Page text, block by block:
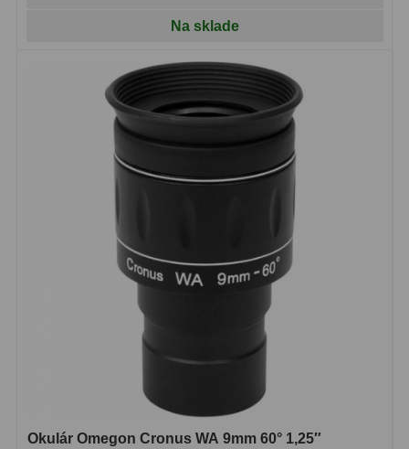
Na sklade
Okulár Omegon Cronus WA 9mm 60° 1,25″